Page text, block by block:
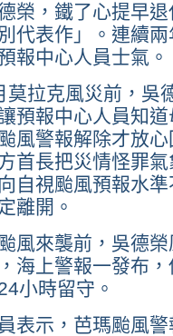
榮，鐵了心提早
代表作」。連續
報中心人員士氣。
莫拉克風災前，吳
預報中心人員知
風警報解除才放
首長把災情怪罪
自視颱風預報水
離開。
風來襲前，吳德
海上警報一發布
小時留守。
表示，芭瑪颱風